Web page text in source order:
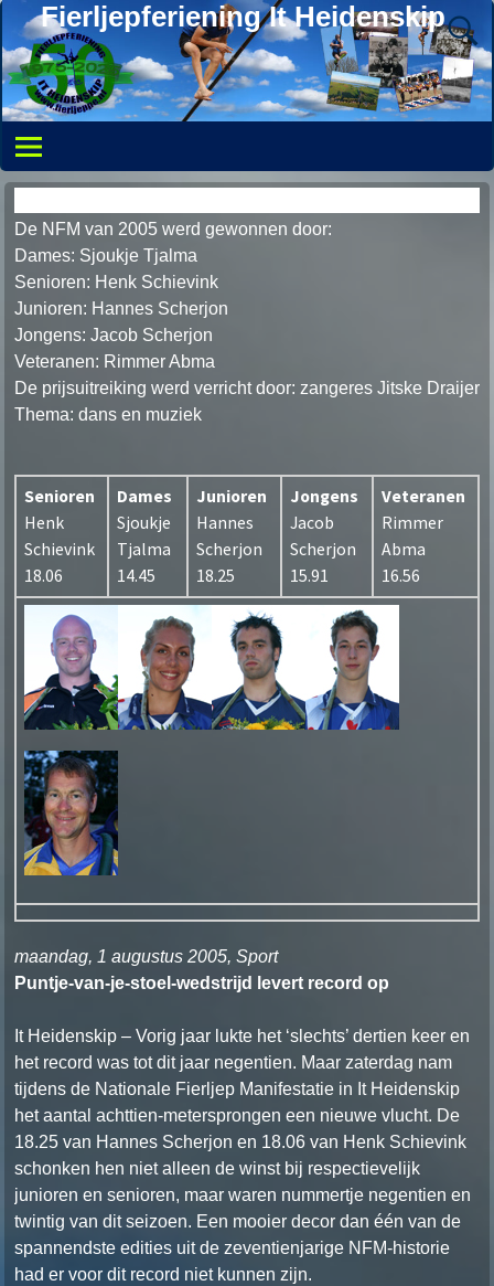
Fierljepferiening It Heidenskip
De NFM van 2005 werd gewonnen door:
Dames: Sjoukje Tjalma
Senioren: Henk Schievink
Junioren: Hannes Scherjon
Jongens: Jacob Scherjon
Veteranen: Rimmer Abma
De prijsuitreiking werd verricht door: zangeres Jitske Draijer
Thema: dans en muziek
Senioren
Henk
Schievink
18.06
Dames
Sjoukje
Tjalma
14.45
Junioren
Hannes
Scherjon
18.25
Jongens
Jacob
Scherjon
15.91
Veteranen
Rimmer
Abma
16.56
maandag, 1 augustus 2005, Sport
Puntje-van-je-stoel-wedstrijd levert record op
It Heidenskip – Vorig jaar lukte het ‘slechts’ dertien keer en
het record was tot dit jaar negentien. Maar zaterdag nam
tijdens de Nationale Fierljep Manifestatie in It Heidenskip
het aantal achttien-metersprongen een nieuwe vlucht. De
18.25 van Hannes Scherjon en 18.06 van Henk Schievink
schonken hen niet alleen de winst bij respectievelijk
junioren en senioren, maar waren nummertje negentien en
twintig van dit seizoen. Een mooier decor dan één van de
spannendste edities uit de zeventienjarige NFM-historie
had er voor dit record niet kunnen zijn.